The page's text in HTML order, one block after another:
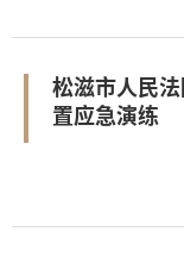
松滋市人民
置应急演练